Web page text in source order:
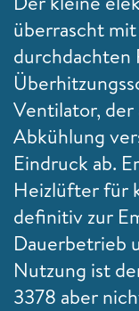
überrascht
durchdachten
Ventilator, der
Abkühlung
Eindruck ab.
Heizlüfter für
definitiv zur
Dauerbetrieb
Nutzung ist
3378 aber